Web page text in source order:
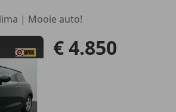
| Mooie auto!
€ 4.850